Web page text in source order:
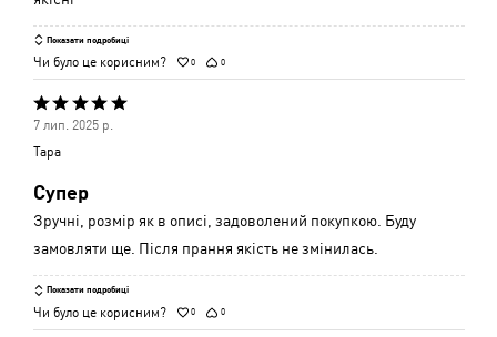
Показати подробиці
Чи було це корисним? 0 0
Оцінено
5
5
7 лип. 2025 р.
Тара
Супер
Зручні, розмір як в описі, задоволений покупкою. Буду
замовляти ще. Після прання якість не змінилась.
Показати подробиці
Чи було це корисним? 0 0